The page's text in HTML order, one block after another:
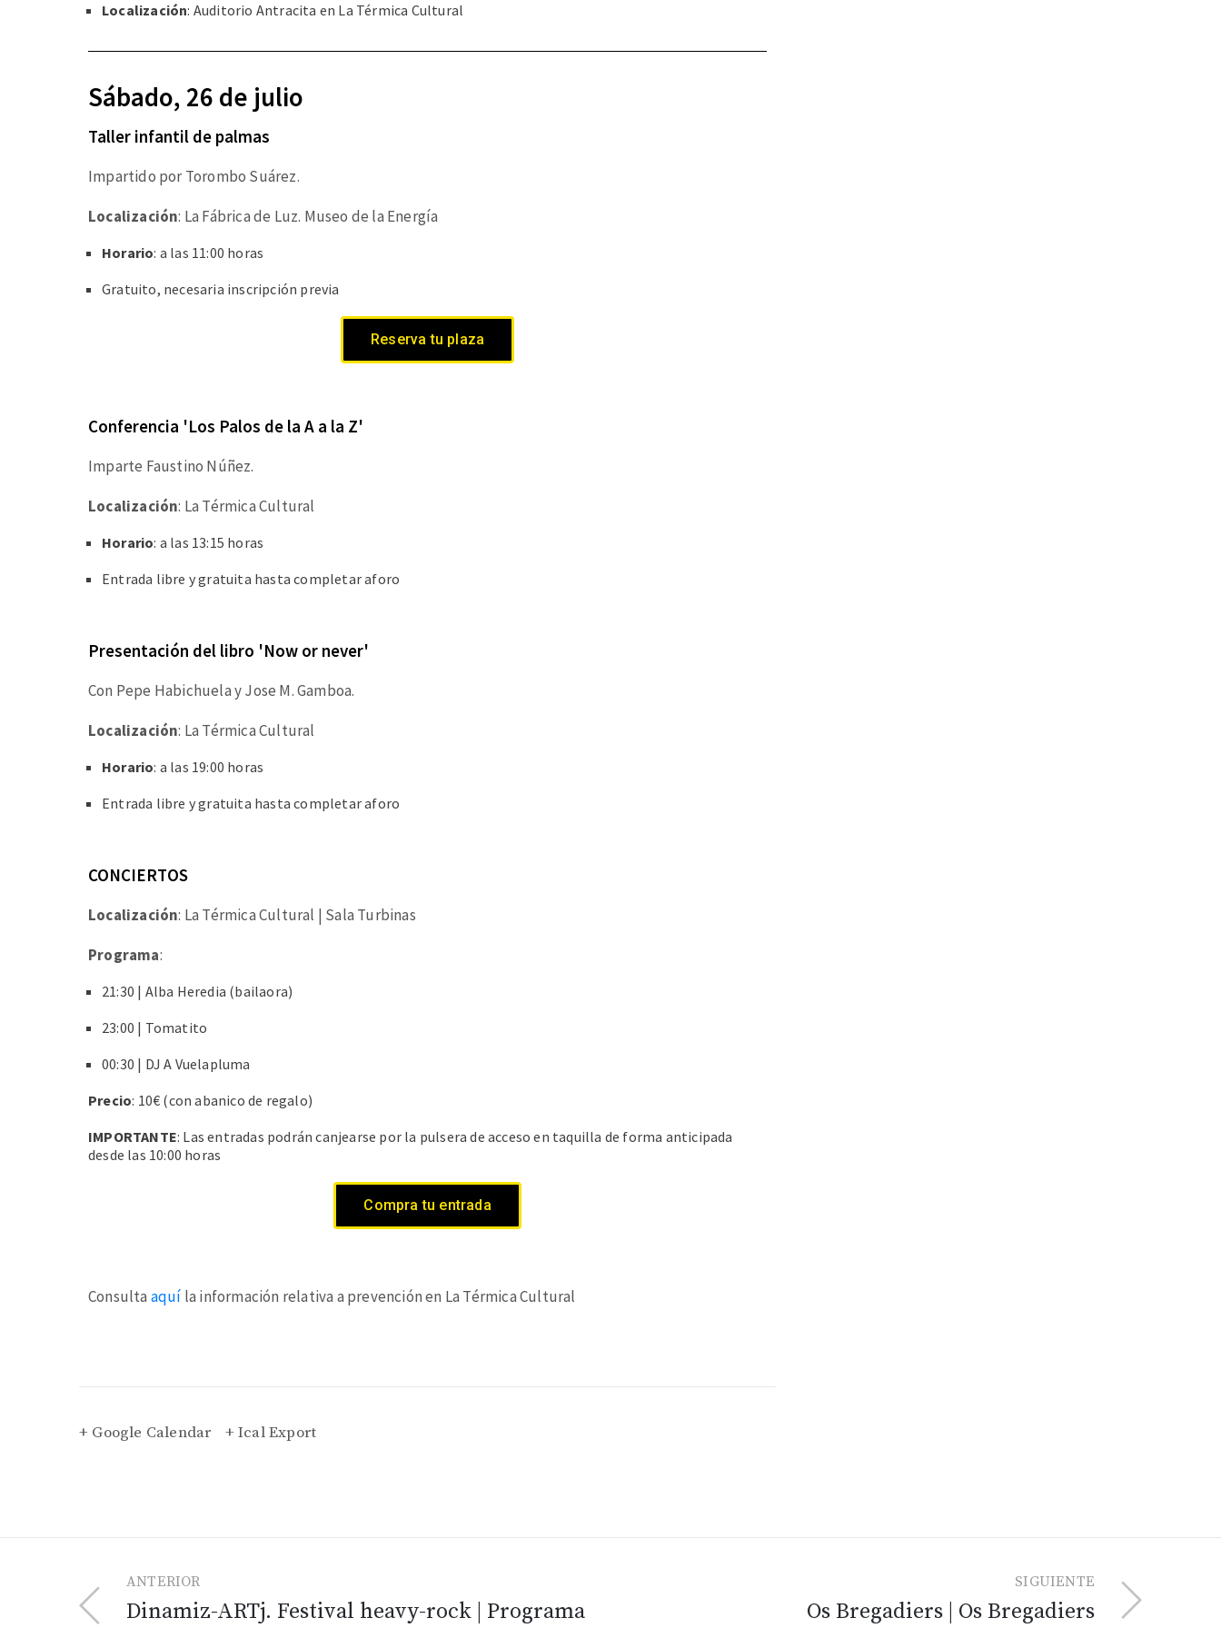
Localización: Auditorio Antracita en La Térmica Cultural
Sábado, 26 de julio
Taller infantil de palmas
Impartido por Torombo Suárez.
Localización: La Fábrica de Luz. Museo de la Energía
Horario: a las 11:00 horas
Gratuito, necesaria inscripción previa
Reserva tu plaza
Conferencia 'Los Palos de la A a la Z'
Imparte Faustino Núñez.
Localización: La Térmica Cultural
Horario: a las 13:15 horas
Entrada libre y gratuita hasta completar aforo
Presentación del libro 'Now or never'
Con Pepe Habichuela y Jose M. Gamboa.
Localización: La Térmica Cultural
Horario: a las 19:00 horas
Entrada libre y gratuita hasta completar aforo
CONCIERTOS
Localización: La Térmica Cultural | Sala Turbinas
Programa:
21:30 | Alba Heredia (bailaora)
23:00 | Tomatito
00:30 | DJ A Vuelapluma
Precio: 10€ (con abanico de regalo)
IMPORTANTE: Las entradas podrán canjearse por la pulsera de acceso en taquilla de forma anticipada
desde las 10:00 horas
Compra tu entrada
Consulta aquí la información relativa a prevención en La Térmica Cultural
+ Google Calendar + Ical Export
ANTERIOR
Dinamiz-ARTj. Festival heavy-rock | Programa
SIGUIENTE
Os Bregadiers | Os Bregadiers